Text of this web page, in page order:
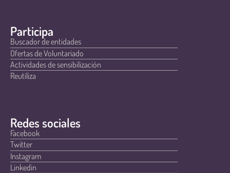
Participa
Buscador de entidades
Ofertas de Voluntariado
Actividades de sensibilización
Reutiliza
Redes sociales
Facebook
Twitter
Instagram
Linkedin